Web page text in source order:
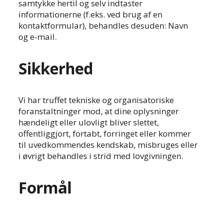
samtykke hertil og selv indtaster
informationerne (f.eks. ved brug af en
kontaktformular), behandles desuden: Navn
og e-mail.
Sikkerhed
Vi har truffet tekniske og organisatoriske
foranstaltninger mod, at dine oplysninger
hændeligt eller ulovligt bliver slettet,
offentliggjort, fortabt, forringet eller kommer
til uvedkommendes kendskab, misbruges eller
i øvrigt behandles i strid med lovgivningen.
Formål